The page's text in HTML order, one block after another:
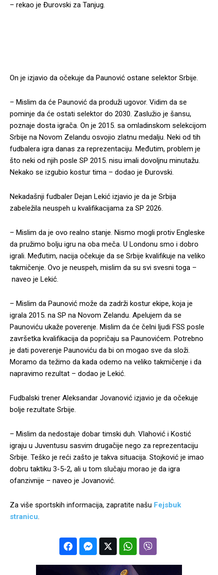
– rekao je Đurovski za Tanjug.
On je izjavio da očekuje da Paunović ostane selektor Srbije.
– Mislim da će Paunović da produži ugovor. Vidim da se
pominje da će ostati selektor do 2030. Zaslužio je šansu,
poznaje dosta igrača. On je 2015. sa omladinskom selekcijom
Srbije na Novom Zelandu osvojio zlatnu medalju. Neki od tih
fudbalera igra danas za reprezentaciju. Međutim, problem je
što neki od njih posle SP 2015. nisu imali dovoljnu minutažu.
Nekako se izgubio kostur tima – dodao je Đurovski.
Nekadašnji fudbaler Dejan Lekić izjavio je da je Srbija
zabeležila neuspeh u kvalifikacijama za SP 2026.
– Mislim da je ovo realno stanje. Nismo mogli protiv Engleske
da pružimo bolju igru na oba meča. U Londonu smo i dobro
igrali. Međutim, nacija očekuje da se Srbije kvalifikuje na veliko
takmičenje. Ovo je neuspeh, mislim da su svi svesni toga –
naveo je Lekić.
– Mislim da Paunović može da zadrži kostur ekipe, koja je
igrala 2015. na SP na Novom Zelandu. Apelujem da se
Paunoviću ukaže poverenje. Mislim da će čelni ljudi FSS posle
završetka kvalifikacija da popričaju sa Paunovićem. Potrebno
je dati poverenje Paunoviću da bi on mogao sve da složi.
Moramo da težimo da kada odemo na veliko takmičenje i da
napravimo rezultat – dodao je Lekić.
Fudbalski trener Aleksandar Jovanović izjavio je da očekuje
bolje rezultate Srbije.
– Mislim da nedostaje dobar timski duh. Vlahović i Kostić
igraju u Juventusu sasvim drugačije nego za reprezentaciju
Srbije. Teško je reći zašto je takva situacija. Stojković je imao
dobru taktiku 3-5-2, ali u tom slučaju morao je da igra
ofanzivnije – naveo je Jovanović.
Za više sportskih informacija, zapratite našu Fejsbuk
stranicu.